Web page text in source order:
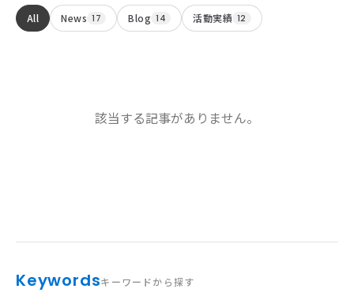
保険代理店事業
採用情報
All News 17 Blog 14 活動実績 12
該当する記事がありません。
Keywordsキーワードから探す